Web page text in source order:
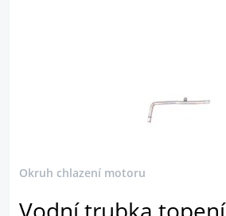
Okruh chlazení motoru